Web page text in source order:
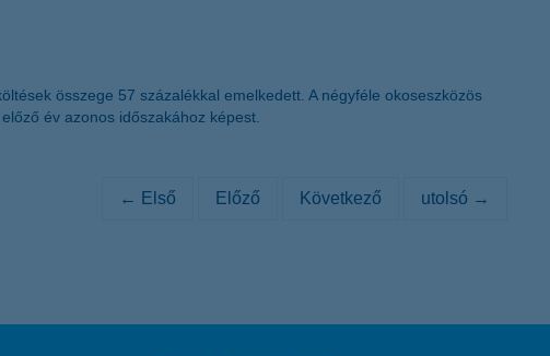
összege 57 százalékkal emelkedett. A négyféle okoseszközös
év azonos időszakához képest.
← Első Előző Következő utolsó →